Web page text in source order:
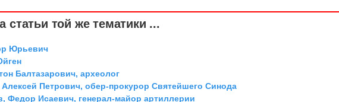
статьи той же тематики ...
Юрьевич
Балтазарович, археолог
Петрович, обер-прокурор Святейшего Синода
Федор Исаевич, генерал-майор артиллерии